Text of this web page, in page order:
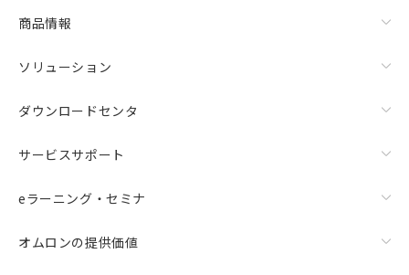
商品情報
ソリューション
ダウンロードセンタ
サービスサポート
eラーニング・セミナ
オムロンの提供価値